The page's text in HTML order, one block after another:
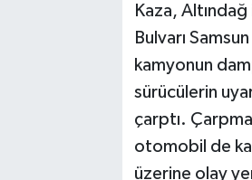
Kaza,
Bulvarı
kamyonun
sürücülerin
çarptı.
otomobil de
üzerine olay